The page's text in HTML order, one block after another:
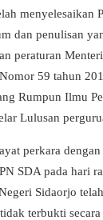
menyelesaikan
dan penulisan
peraturan
59 tahun
Rumpun Ilmu
Lulusan
perkara
SDA pada hari
Sidaorjo
terbukti